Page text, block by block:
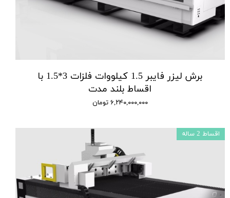
برش لیزر فایبر 1.5 کیلووات فلزات 3*1.5 با
اقساط بلند مدت
۶,۲۴۰,۰۰۰,۰۰۰ تومان
اقساط 2 ساله